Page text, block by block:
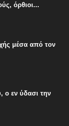
όρθιοι...
μέσα από τον
ο εν ύδασι την